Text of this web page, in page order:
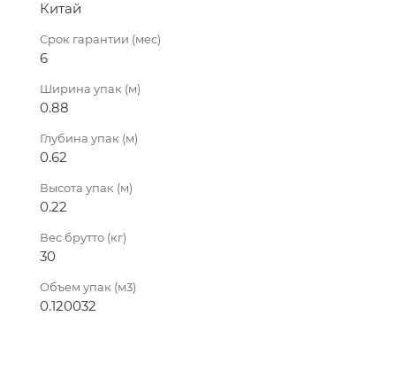
Китай
Срок гарантии (мес)
6
Ширина упак (м)
0.88
Глубина упак (м)
0.62
Высота упак (м)
0.22
Вес брутто (кг)
30
Объем упак (м3)
0.120032